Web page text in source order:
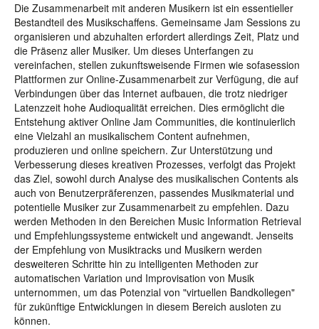
Die Zusammenarbeit mit anderen Musikern ist ein essentieller
Bestandteil des Musikschaffens. Gemeinsame Jam Sessions zu
organisieren und abzuhalten erfordert allerdings Zeit, Platz und
die Präsenz aller Musiker. Um dieses Unterfangen zu
vereinfachen, stellen zukunftsweisende Firmen wie sofasession
Plattformen zur Online-Zusammenarbeit zur Verfügung, die auf
Verbindungen über das Internet aufbauen, die trotz niedriger
Latenzzeit hohe Audioqualität erreichen. Dies ermöglicht die
Entstehung aktiver Online Jam Communities, die kontinuierlich
eine Vielzahl an musikalischem Content aufnehmen,
produzieren und online speichern. Zur Unterstützung und
Verbesserung dieses kreativen Prozesses, verfolgt das Projekt
das Ziel, sowohl durch Analyse des musikalischen Contents als
auch von Benutzerpräferenzen, passendes Musikmaterial und
potentielle Musiker zur Zusammenarbeit zu empfehlen. Dazu
werden Methoden in den Bereichen Music Information Retrieval
und Empfehlungssysteme entwickelt und angewandt. Jenseits
der Empfehlung von Musiktracks und Musikern werden
desweiteren Schritte hin zu intelligenten Methoden zur
automatischen Variation und Improvisation von Musik
unternommen, um das Potenzial von "virtuellen Bandkollegen"
für zukünftige Entwicklungen in diesem Bereich ausloten zu
können.